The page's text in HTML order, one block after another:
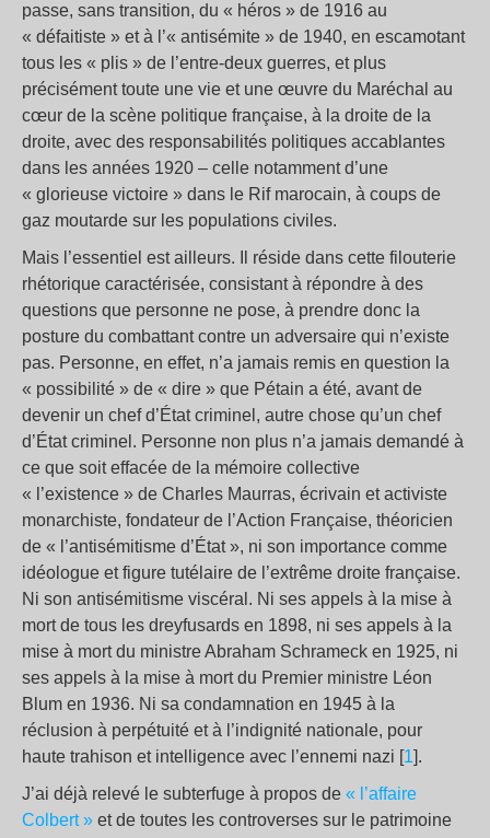
passe, sans transition, du « héros » de 1916 au
« défaitiste » et à l’« antisémite » de 1940, en escamotant
tous les « plis » de l’entre-deux guerres, et plus
précisément toute une vie et une œuvre du Maréchal au
cœur de la scène politique française, à la droite de la
droite, avec des responsabilités politiques accablantes
dans les années 1920 – celle notamment d’une
« glorieuse victoire » dans le Rif marocain, à coups de
gaz moutarde sur les populations civiles.
Mais l’essentiel est ailleurs. Il réside dans cette filouterie
rhétorique caractérisée, consistant à répondre à des
questions que personne ne pose, à prendre donc la
posture du combattant contre un adversaire qui n’existe
pas. Personne, en effet, n’a jamais remis en question la
« possibilité » de « dire » que Pétain a été, avant de
devenir un chef d’État criminel, autre chose qu’un chef
d’État criminel. Personne non plus n’a jamais demandé à
ce que soit effacée de la mémoire collective
« l’existence » de Charles Maurras, écrivain et activiste
monarchiste, fondateur de l’Action Française, théoricien
de « l’antisémitisme d’État », ni son importance comme
idéologue et figure tutélaire de l’extrême droite française.
Ni son antisémitisme viscéral. Ni ses appels à la mise à
mort de tous les dreyfusards en 1898, ni ses appels à la
mise à mort du ministre Abraham Schrameck en 1925, ni
ses appels à la mise à mort du Premier ministre Léon
Blum en 1936. Ni sa condamnation en 1945 à la
réclusion à perpétuité et à l’indignité nationale, pour
haute trahison et intelligence avec l’ennemi nazi [1].
J’ai déjà relevé le subterfuge à propos de « l’affaire
Colbert » et de toutes les controverses sur le patrimoine